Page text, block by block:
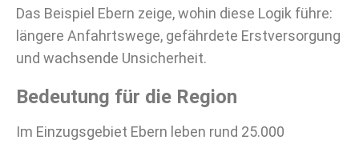
Das Beispiel Ebern zeige, wohin diese Logik führe:
längere Anfahrtswege, gefährdete Erstversorgung
und wachsende Unsicherheit.
Bedeutung für die Region
Im Einzugsgebiet Ebern leben rund 25.000